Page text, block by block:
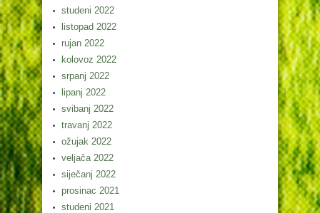
studeni 2022
listopad 2022
rujan 2022
kolovoz 2022
srpanj 2022
lipanj 2022
svibanj 2022
travanj 2022
ožujak 2022
veljača 2022
siječanj 2022
prosinac 2021
studeni 2021